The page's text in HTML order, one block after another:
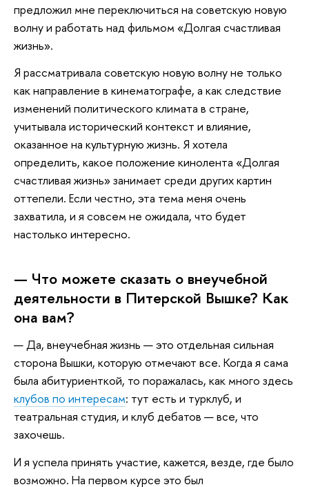
предложил мне переключиться на советскую новую
волну и работать над фильмом «Долгая счастливая
жизнь».
Я рассматривала советскую новую волну не только
как направление в кинематографе, а как следствие
изменений политического климата в стране,
учитывала исторический контекст и влияние,
оказанное на культурную жизнь. Я хотела
определить, какое положение кинолента «Долгая
счастливая жизнь» занимает среди других картин
оттепели. Если честно, эта тема меня очень
захватила, и я совсем не ожидала, что будет
настолько интересно.
— Что можете сказать о внеучебной
деятельности в Питерской Вышке? Как
она вам?
— Да, внеучебная жизнь — это отдельная сильная
сторона Вышки, которую отмечают все. Когда я сама
была абитуриенткой, то поражалась, как много здесь
клубов по интересам: тут есть и турклуб, и
театральная студия, и клуб дебатов — все, что
захочешь.
И я успела принять участие, кажется, везде, где было
возможно. На первом курсе это был